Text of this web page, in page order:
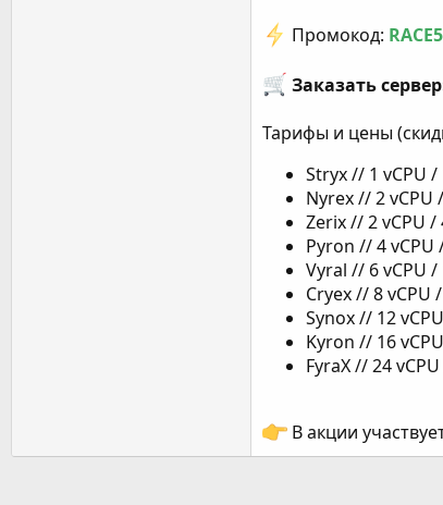
Промокод:
Заказать
Тарифы и цены
Stryx // 1 vCPU
Nyrex // 2 vCPU
Zerix // 2 vCPU
Pyron // 4 vCPU
Vyral // 6 vCPU
Cryex // 8 vCPU
Synox // 12
Kyron // 16
FyraX // 24
В акции